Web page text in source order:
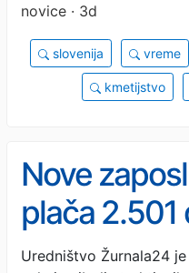
novice · 3d
slovenija vreme
kmetijstvo
Nove
plača 2.501
bruto
Uredništvo Žurnala24